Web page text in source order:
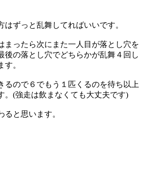
はずっと乱舞してればいいです。
まったら次にまた一人目が落とし穴を
後の落とし穴でどちらかが乱舞４回し
。
るので６でもう１匹くるのを待ち以上
。(強走は飲まなくても大丈夫です)
と思います。